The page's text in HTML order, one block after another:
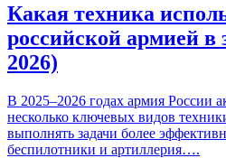
Какая техника
российской армией
2026)
В 2025–2026 годах армия России
несколько ключевых видов
выполнять задачи более
беспилотники и артиллерия….